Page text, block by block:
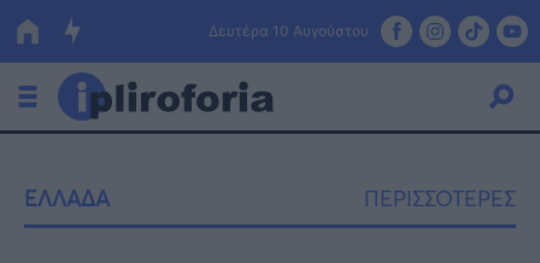
Δευτέρα 10 Αυγούστου
Οικονομία
ΕΛΛΑΔΑ ΠΕΡΙΣΣΟΤΕΡΕΣ